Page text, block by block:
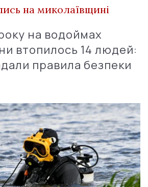
на водоймах
втопилось 14 людей:
правила безпеки